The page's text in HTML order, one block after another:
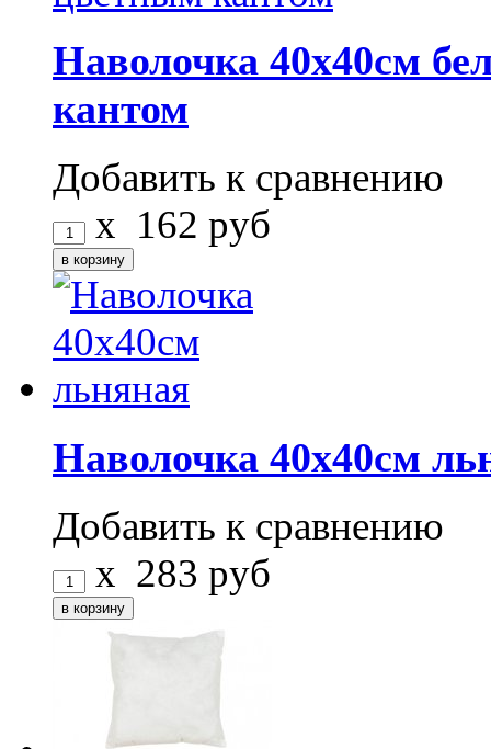
Наволочка 40x40см
кантом
Добавить к сравнению
x 162 руб
Наволочка 40x40см
Добавить к сравнению
x 283 руб